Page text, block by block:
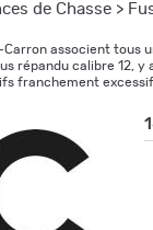
de Chasse >
Carron associent
répandu calibre 12,
franchement